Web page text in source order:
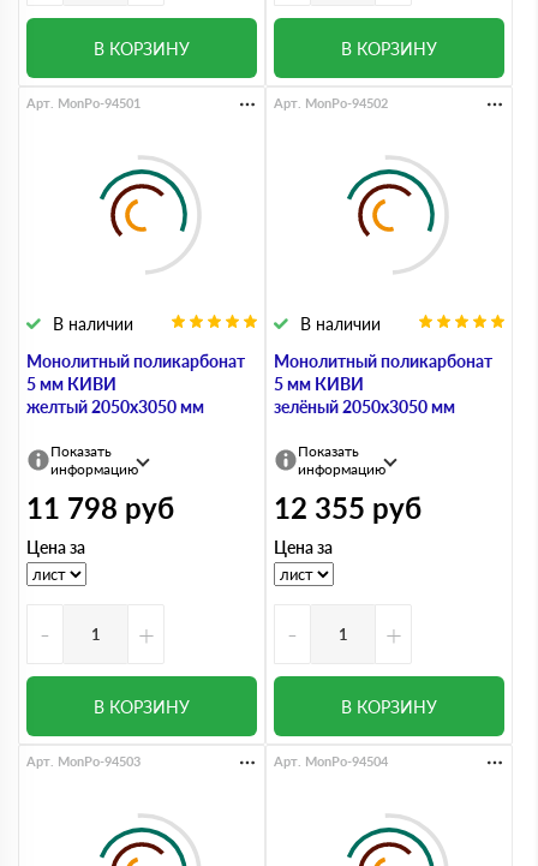
В КОРЗИНУ В КОРЗИНУ
Монолитный поликарбонат
5 мм КИВИ
желтый 2050х3050 мм
В наличии
Арт. MonPo-94501
Показать
информацию
11 798 руб
Цена за
- +
В КОРЗИНУ
Монолитный поликарбонат
5 мм КИВИ
зелёный 2050х3050 мм
В наличии
Арт. MonPo-94502
Показать
информацию
12 355 руб
Цена за
- +
В КОРЗИНУ
Арт. MonPo-94503 Арт. MonPo-94504